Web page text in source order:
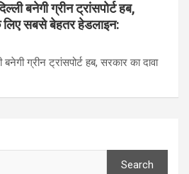
बनेगी ग्रीन ट्रांसपोर्ट हब,
लिए सबसे बेहतर हेडलाइन:
ग्रीन ट्रांसपोर्ट हब, सरकार का दावा
Search